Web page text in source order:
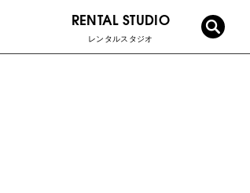
RENTAL STUDIO
レンタルスタジオ